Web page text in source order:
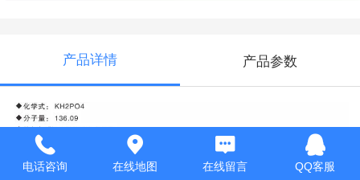
产品详情 产品参数
电话咨询 在线地图 在线留言 QQ客服